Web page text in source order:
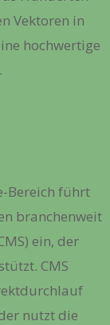
Vektoren in
hochwertige
Bereich führt
branchenweit
ein, der
CMS
nutzt die